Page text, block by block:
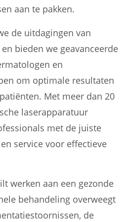
aan te pakken.
de uitdagingen van
bieden we geavanceerde
en
om optimale resultaten
Met meer dan 20
laserapparatuur
met de juiste
service voor effectieve
werken aan een gezonde
behandeling overweegt
de